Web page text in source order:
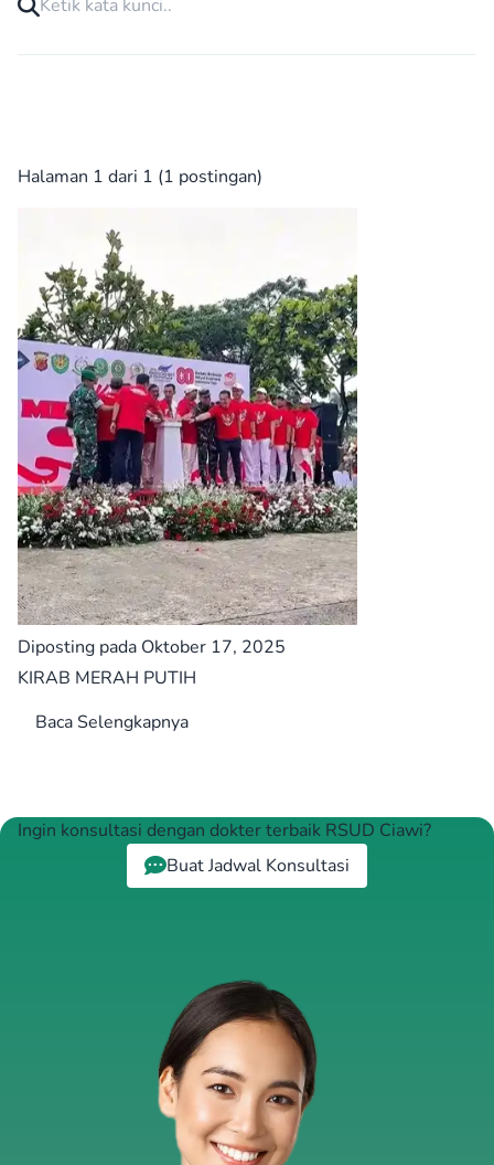
Halaman 1 dari 1 (1 postingan)
Diposting pada Oktober 17, 2025
KIRAB MERAH PUTIH
Baca Selengkapnya
Ingin konsultasi dengan dokter terbaik RSUD Ciawi?
Buat Jadwal Konsultasi